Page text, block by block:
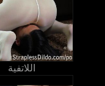
اللاتفية